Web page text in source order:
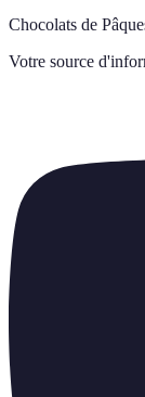
Chocolats de
Votre source